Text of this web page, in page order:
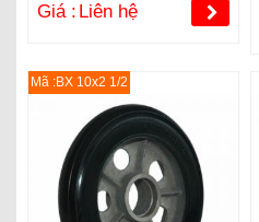
Giá : Liên hệ
Mã :BX 10x2 1/2